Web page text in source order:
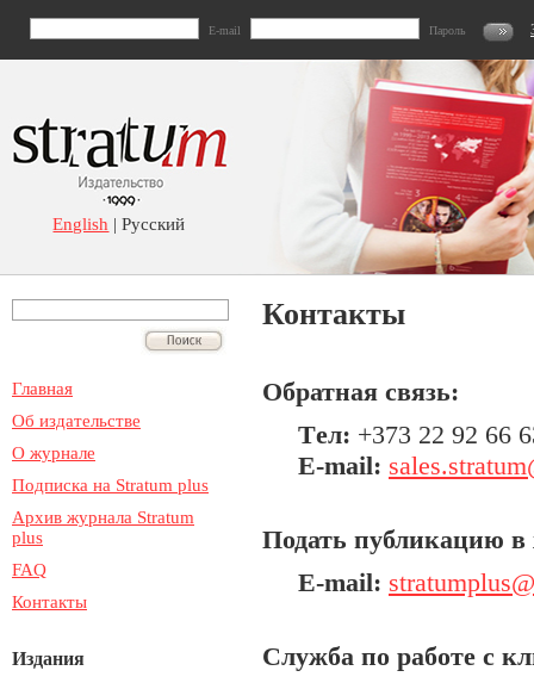
E-mail Пароль
English | Русский
Главная
Об издательстве
О журнале
Подписка на Stratum plus
Архив журнала Stratum
plus
FAQ
Контакты
Издания
Контакты
Обратная связь:
Tел: +373 22 92 66
E-mail:
Подать публикацию
E-mail:
Служба по работе с